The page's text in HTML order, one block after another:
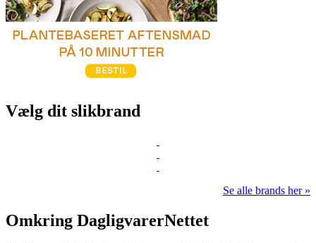
Vælg dit slikbrand
Se alle brands her »
Omkring DagligvarerNettet